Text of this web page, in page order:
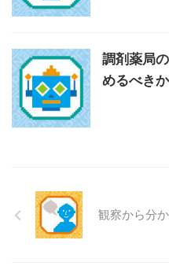
調剤薬局
めるべきか
観察から分